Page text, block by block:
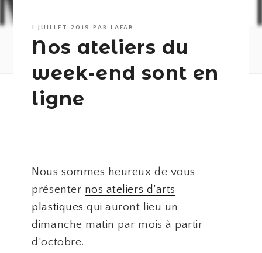
PUBLIÉ
1 JUILLET 2019 PARLAFAB
Nos ateliers du
week-end sont en
ligne
Nous sommes heureux de vous
présenter nos ateliers d’arts
plastiques qui auront lieu un
dimanche matin par mois à partir
d’octobre.